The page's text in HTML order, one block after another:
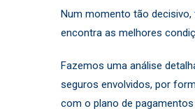
Num momento tão decisivo,
encontra as melhores
Fazemos uma análise
seguros envolvidos, por
com o plano de